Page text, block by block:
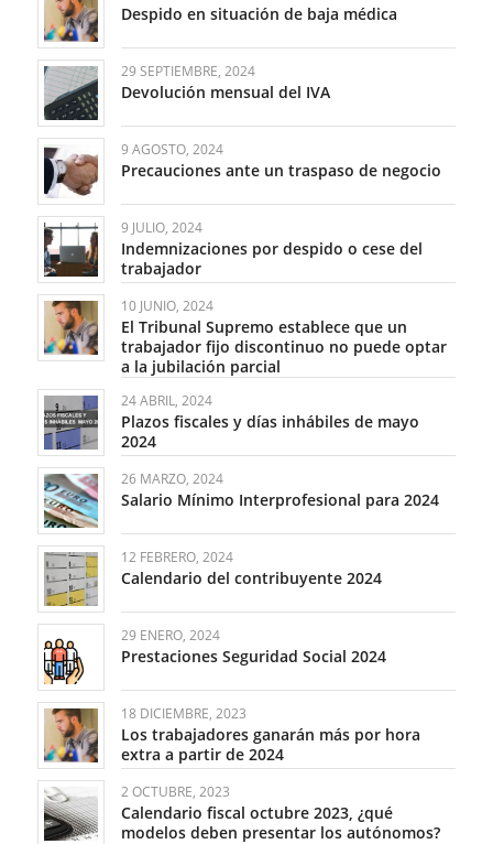
Despido en situación de baja médica
29 SEPTIEMBRE, 2024
Devolución mensual del IVA
9 AGOSTO, 2024
Precauciones ante un traspaso de negocio
9 JULIO, 2024
Indemnizaciones por despido o cese del
trabajador
10 JUNIO, 2024
El Tribunal Supremo establece que un
trabajador fijo discontinuo no puede optar
a la jubilación parcial
24 ABRIL, 2024
Plazos fiscales y días inhábiles de mayo
2024
26 MARZO, 2024
Salario Mínimo Interprofesional para 2024
12 FEBRERO, 2024
Calendario del contribuyente 2024
29 ENERO, 2024
Prestaciones Seguridad Social 2024
18 DICIEMBRE, 2023
Los trabajadores ganarán más por hora
extra a partir de 2024
2 OCTUBRE, 2023
Calendario fiscal octubre 2023, ¿qué
modelos deben presentar los autónomos?